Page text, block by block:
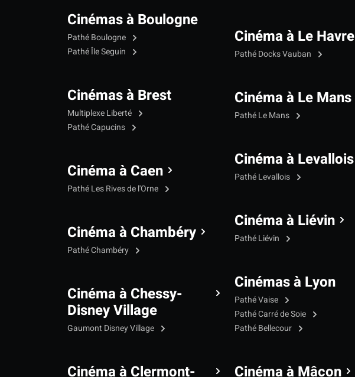
Cinémas à Boulogne
Pathé Boulogne
Pathé Île Seguin
Cinémas à Brest
Multiplexe Liberté
Pathé Capucins
Cinéma à Caen
Pathé Les Rives de l'Orne
Cinéma à Chambéry
Pathé Chambéry
Cinéma à Chessy-
Disney Village
Gaumont Disney Village
Cinéma à Clermont-
Cinéma à Le Havre
Pathé Docks Vauban
Cinéma à Le Mans
Pathé Le Mans
Cinéma à Levallois
Pathé Levallois
Cinéma à Liévin
Pathé Liévin
Cinémas à Lyon
Pathé Vaise
Pathé Carré de Soie
Pathé Bellecour
Cinéma à Mâcon